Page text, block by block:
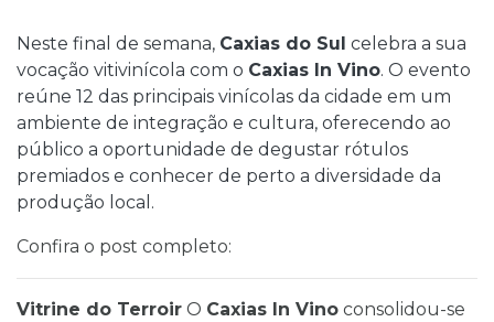
Neste final de semana, Caxias do Sul celebra a sua
vocação vitivinícola com o Caxias In Vino. O evento
reúne 12 das principais vinícolas da cidade em um
ambiente de integração e cultura, oferecendo ao
público a oportunidade de degustar rótulos
premiados e conhecer de perto a diversidade da
produção local.
Confira o post completo:
Vitrine do Terroir O Caxias In Vino consolidou-se